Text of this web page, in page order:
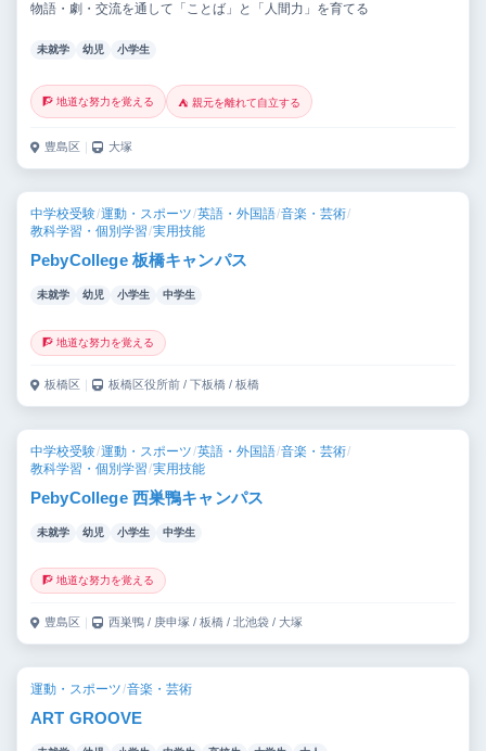
物語・劇・交流を通して「ことば」と「人間力」を育てる
未就学 幼児 小学生
🧗 地道な努力を覚える ⛺ 親元を離れて自立する
豊島区 ｜ 大塚
中学校受験/運動・スポーツ/英語・外国語/音楽・芸術/
教科学習・個別学習/実用技能
PebyCollege 板橋キャンパス
未就学 幼児 小学生 中学生
🧗 地道な努力を覚える
板橋区 ｜ 板橋区役所前 / 下板橋 / 板橋
中学校受験/運動・スポーツ/英語・外国語/音楽・芸術/
教科学習・個別学習/実用技能
PebyCollege 西巣鴨キャンパス
未就学 幼児 小学生 中学生
🧗 地道な努力を覚える
豊島区 ｜ 西巣鴨 / 庚申塚 / 板橋 / 北池袋 / 大塚
運動・スポーツ/音楽・芸術
ART GROOVE